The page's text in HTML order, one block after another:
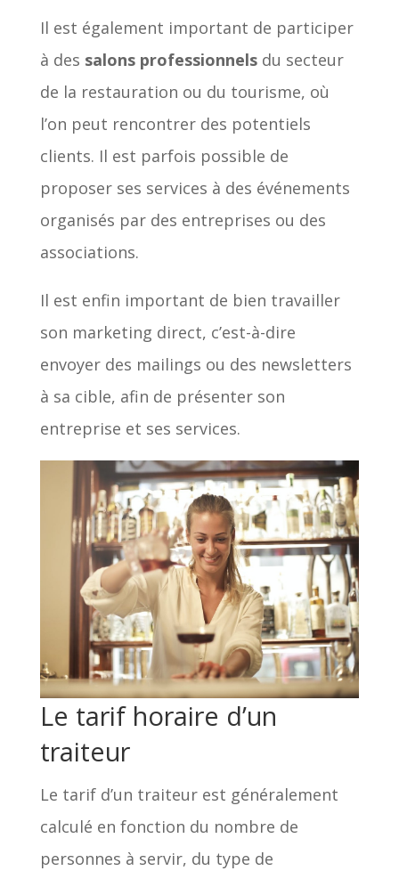
Il est également important de participer
à des salons professionnelsdu secteur
de la restauration ou du tourisme, où
l’on peut rencontrer des potentiels
clients. Il est parfois possible de
proposer ses services à des événements
organisés par des entreprises ou des
associations.
Il est enfin important de bien travailler
son marketing direct, c’est-à-dire
envoyer des mailings ou des newsletters
à sa cible, afin de présenter son
entreprise et ses services.
Le tarif horaire d’un
traiteur
Le tarif d’un traiteur est généralement
calculé en fonction du nombre de
personnes à servir, du type de